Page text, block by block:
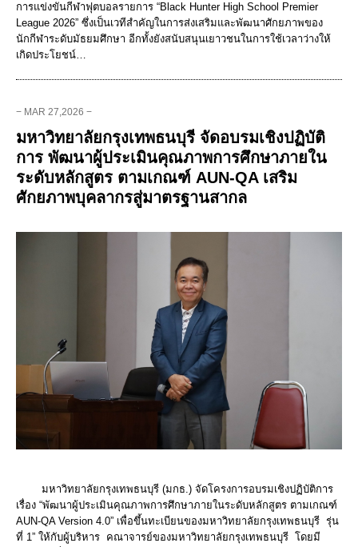
การแข่งขันกีฬาฟุตบอลรายการ “Black Hunter High School Premier
League 2026” ซึ่งเป็นเวทีสำคัญในการส่งเสริมและพัฒนาศักยภาพของ
นักกีฬาระดับมัธยมศึกษา อีกทั้งยังสนับสนุนเยาวชนในการใช้เวลาว่างให้
เกิดประโยชน์…
− MAR 27,2026 −
มหาวิทยาลัยกรุงเทพธนบุรี จัดอบรมเชิงปฏิบัติ
การ พัฒนาผู้ประเมินคุณภาพการศึกษาภายใน
ระดับหลักสูตร ตามเกณฑ์ AUN-QA เสริม
ศักยภาพบุคลากรสู่มาตรฐานสากล
มหาวิทยาลัยกรุงเทพธนบุรี (มกธ.) จัดโครงการอบรมเชิงปฏิบัติการ
เรื่อง “พัฒนาผู้ประเมินคุณภาพการศึกษาภายในระดับหลักสูตร ตามเกณฑ์
AUN-QA Version 4.0” เพื่อขึ้นทะเบียนของมหาวิทยาลัยกรุงเทพธนบุรี รุ่น
ที่ 1” ให้กับผู้บริหาร คณาจารย์ของมหาวิทยาลัยกรุงเทพธนบุรี โดยมี